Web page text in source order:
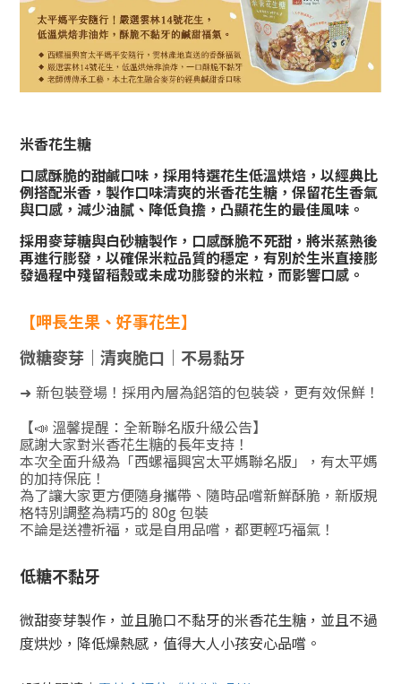
米香花生糖
口感酥脆的甜鹹口味，採用特選花生低溫烘焙，以經典比
例搭配米香，製作口味清爽的米香花生糖，保留花生香氣
與口感，減少油膩、降低負擔，凸顯花生的最佳風味。
採用麥芽糖與白砂糖製作，口感酥脆不死甜，將米蒸熟後
再進行膨發 ， 以確保米粒品質的穩定 ， 有別於生米直接膨
發過程中殘留稻殼或未成功膨發的米粒 ， 而影響口感。
【呷長生果、好事花生】
微糖麥芽｜清爽脆口｜不易黏牙
➜ 新包裝登場！採用內層為鋁箔的包裝袋，更有效保鮮！
【📣 溫馨提醒：全新聯名版升級公告】
感謝大家對米香花生糖的長年支持！
本次全面升級為「西螺福興宮太平媽聯名版」，有太平媽
的加持保庇！
為了讓大家更方便隨身攜帶、隨時品嚐新鮮酥脆，新版規
格特別調整為精巧的 80g 包裝
不論是送禮祈福，或是自用品嚐，都更輕巧福氣！
低糖不黏牙
微甜麥芽製作，並且脆口不黏牙的米香花生糖，並且不過
度烘炒，降低燥熱感，值得大人小孩安心品嚐。